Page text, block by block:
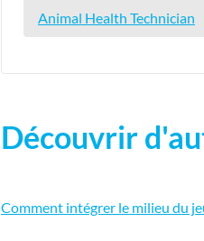
Animal Health Technician
Découvrir
Comment intégrer le milieu du